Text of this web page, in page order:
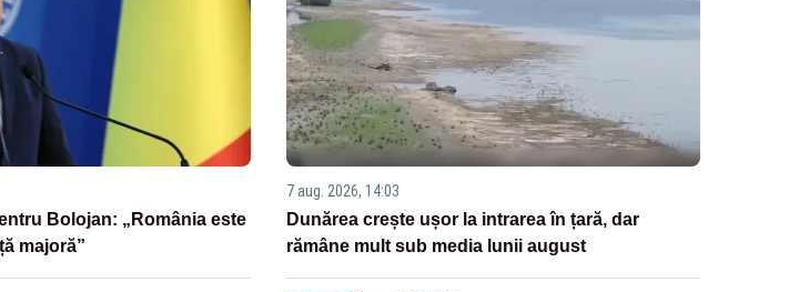
Bolojan: „România este
majoră”
7 aug. 2026, 14:03
Dunărea crește ușor la intrarea în țară, dar
rămâne mult sub media lunii august